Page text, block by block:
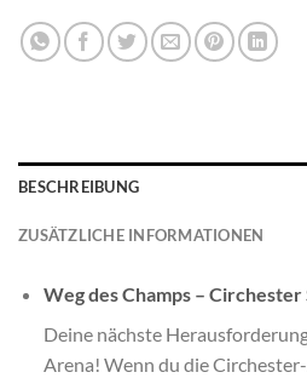
BESCHREIBUNG
ZUSÄTZLICHE INFORMATIONEN
Weg des Champs –
Deine nächste
Arena! Wenn du die